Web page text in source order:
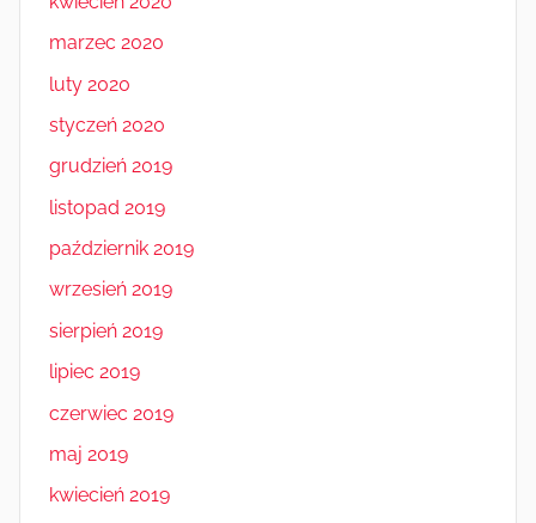
marzec 2020
luty 2020
styczeń 2020
grudzień 2019
listopad 2019
październik 2019
wrzesień 2019
sierpień 2019
lipiec 2019
czerwiec 2019
maj 2019
kwiecień 2019